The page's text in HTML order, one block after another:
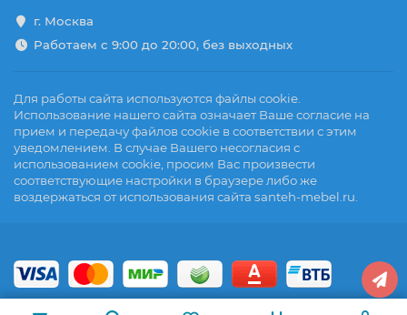
г. Москва
Работаем с 9:00 до 20:00, без выходных
Для работы сайта используются файлы cookie.
Использование нашего сайта означает Ваше согласие на
прием и передачу файлов cookie в соответствии с этим
уведомлением. В случае Вашего несогласия с
использованием cookie, просим Вас произвести
соответствующие настройки в браузере либо же
воздержаться от использования сайта santeh-mebel.ru.